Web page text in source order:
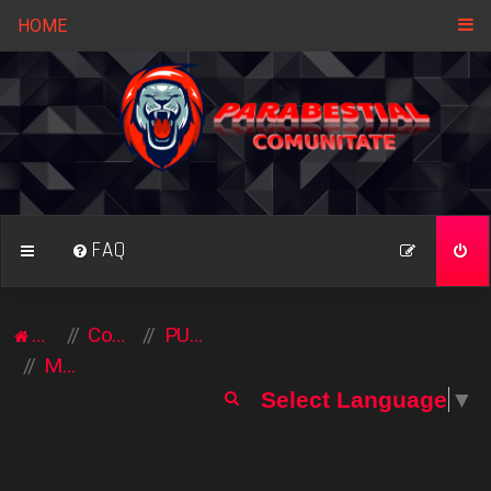
HOME
FAQ
Acasă Comunitate
PUBLICITATE
MAGAZIN ONLINE
Select Language ▼